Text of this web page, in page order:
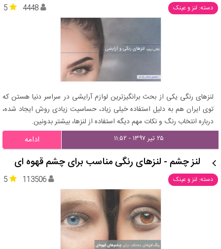
دسته: لنز و عینک 5 4448
لنزهای رنگی یکی از بحث برانگیزترین لوازم آرایشی در سراسر دنیا هستن که
توی ایران هم به دلیل استفاده خیلی زیاد، حساسیت زیادی روش ایجاد شده،
درباره انتخاب رنگ و نکات مهم دیگه استفاده از لنزها، بیشتر بدونین.
۲۵ تیر ۱۳۹۷ - ۱۱:۵۲ ادامه
لنز چشم - لنزهای رنگی مناسب برای چشم قهوه ای
دسته: لنز و عینک 5 113506